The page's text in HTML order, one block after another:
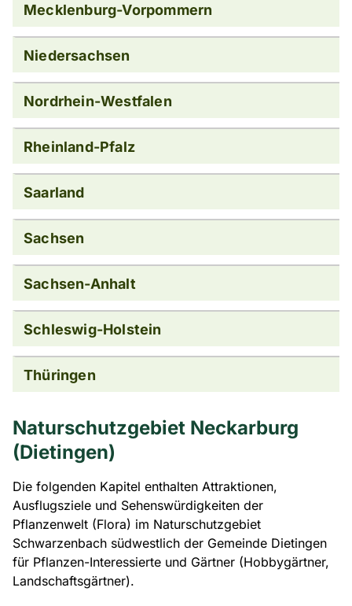
Mecklenburg-Vorpommern
Niedersachsen
Nordrhein-Westfalen
Rheinland-Pfalz
Saarland
Sachsen
Sachsen-Anhalt
Schleswig-Holstein
Thüringen
Naturschutzgebiet Neckarburg
(Dietingen)
Die folgenden Kapitel enthalten Attraktionen,
Ausflugsziele und Sehenswürdigkeiten der
Pflanzenwelt (Flora) im Naturschutzgebiet
Schwarzenbach südwestlich der Gemeinde Dietingen
für Pflanzen-Interessierte und Gärtner (Hobbygärtner,
Landschaftsgärtner).